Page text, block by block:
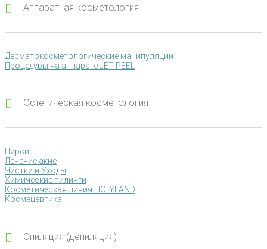
Аппаратная косметология
Дерматокосметологические манипуляции
Процедуры на аппарате JET PEEL
Эстетическая косметология
Пирсинг
Лечение акне
Чистки и Уходы
Химические пилинги
Косметическая линия HOLYLAND
Космецевтика
Эпиляция (депиляция)